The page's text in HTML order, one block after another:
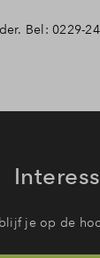
Bel: 0229-
je op de